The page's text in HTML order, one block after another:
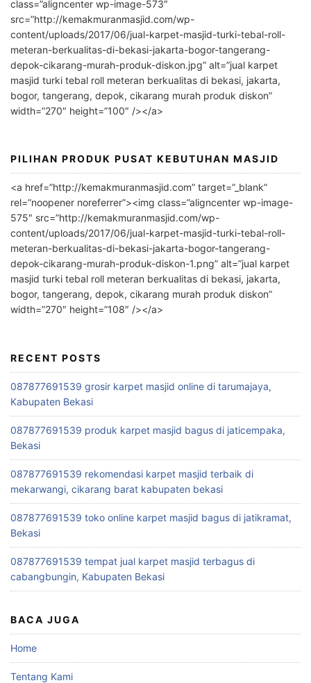
r
n
a
t
i
v
class=”aligncenter wp-image-573″
src=”http://kemakmuranmasjid.com/wp-
content/uploads/2017/06/jual-karpet-masjid-turki-tebal-roll-
meteran-berkualitas-di-bekasi-jakarta-bogor-tangerang-
depok-cikarang-murah-produk-diskon.jpg” alt=”jual karpet
masjid turki tebal roll meteran berkualitas di bekasi, jakarta,
bogor, tangerang, depok, cikarang murah produk diskon”
width=”270″ height=”100″ /></a>
PILIHAN PRODUK PUSAT KEBUTUHAN MASJID
<a href=”http://kemakmuranmasjid.com” target=”_blank”
rel=”noopener noreferrer”><img class=”aligncenter wp-image-
575″ src=”http://kemakmuranmasjid.com/wp-
content/uploads/2017/06/jual-karpet-masjid-turki-tebal-roll-
meteran-berkualitas-di-bekasi-jakarta-bogor-tangerang-
depok-cikarang-murah-produk-diskon-1.png” alt=”jual karpet
masjid turki tebal roll meteran berkualitas di bekasi, jakarta,
bogor, tangerang, depok, cikarang murah produk diskon”
width=”270″ height=”108″ /></a>
RECENT POSTS
087877691539 grosir karpet masjid online di tarumajaya,
Kabupaten Bekasi
087877691539 produk karpet masjid bagus di jaticempaka,
Bekasi
087877691539 rekomendasi karpet masjid terbaik di
mekarwangi, cikarang barat kabupaten bekasi
087877691539 toko online karpet masjid bagus di jatikramat,
Bekasi
087877691539 tempat jual karpet masjid terbagus di
cabangbungin, Kabupaten Bekasi
BACA JUGA
Home
Tentang Kami